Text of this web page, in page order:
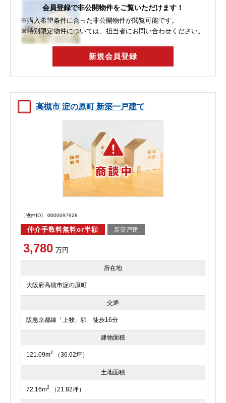
会員登録で非公開物件をご覧いただけます！
※購入希望条件に合った非公開物件が閲覧可能です。
※特別限定物件については、担当者にお問い合わせください。
新規会員登録
高槻市 淀の原町 新築一戸建て
〔物件ID〕 0000097928
仲介手数料無料or半額 新築戸建
3,780 万円
所在地
大阪府高槻市淀の原町
交通
阪急京都線「上牧」駅 徒歩16分
建物面積
121.09m2 （36.62坪）
土地面積
72.16m2 （21.82坪）